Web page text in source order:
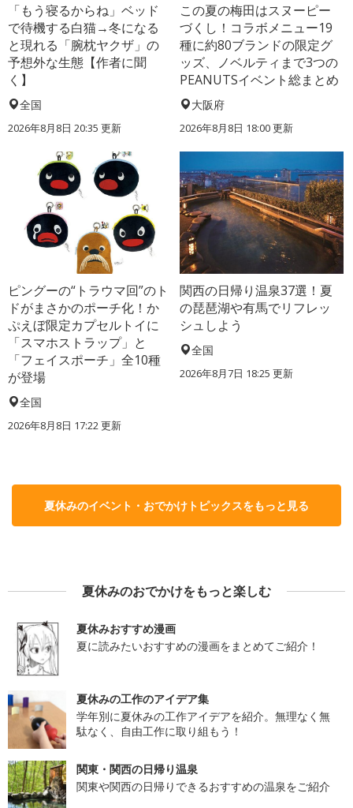
「もう寝るからね」ベッド
で待機する白猫→冬になる
と現れる「腕枕ヤクザ」の
予想外な生態【作者に聞
く】
全国
2026年8月8日 20:35 更新
この夏の梅田はスヌーピー
づくし！コラボメニュー19
種に約80ブランドの限定グ
ッズ、ノベルティまで3つの
PEANUTSイベント総まとめ
大阪府
2026年8月8日 18:00更新
ピングーの“トラウマ回”のト
ドがまさかのポーチ化！か
ぷえぼ限定カプセルトイに
「スマホストラップ」と
「フェイスポーチ」全10種
が登場
全国
2026年8月8日 17:22更新
関西の日帰り温泉37選！夏
の琵琶湖や有馬でリフレッ
シュしよう
全国
2026年8月7日 18:25 更新
夏休みのイベント・おでかけトピックスをもっと見る
夏休みのおでかけをもっと楽しむ
夏休みおすすめ漫画
夏に読みたいおすすめの漫画をまとめてご紹介！
夏休みの工作のアイデア集
学年別に夏休みの工作アイデアを紹介。無理なく無
駄なく、自由工作に取り組もう！
関東・関西の日帰り温泉
関東や関西の日帰りできるおすすめの温泉をご紹介